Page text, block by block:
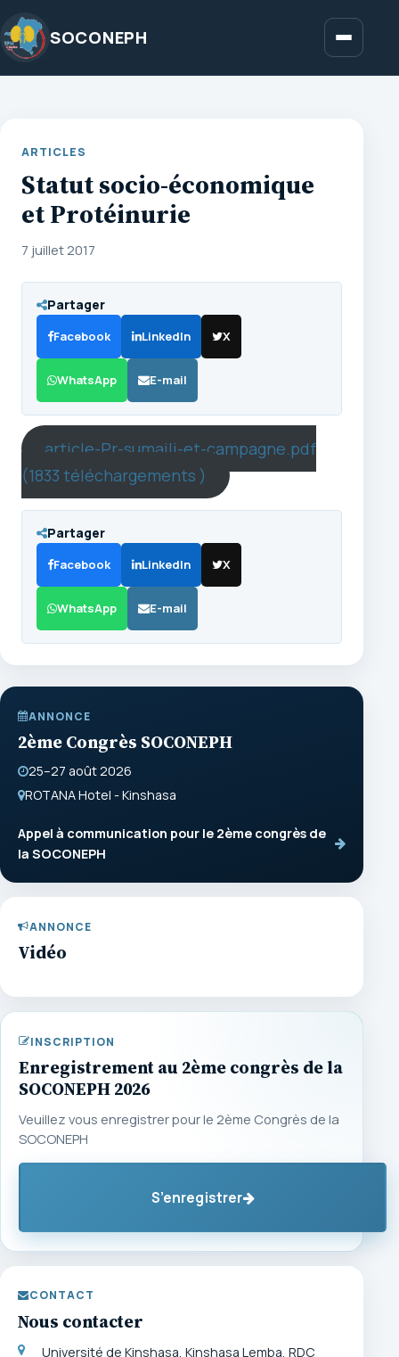
au
contenu
SOCONEPH Menu
ARTICLES
Statut socio-économique
et Protéinurie
7 juillet 2017
Partager
Facebook LinkedIn X
WhatsApp E-mail
article-Pr-sumaili-et-campagne.pdf
(1833 téléchargements )
Partager
Facebook LinkedIn X
WhatsApp E-mail
ANNONCE
2ème Congrès SOCONEPH
25–27 août 2026
ROTANA Hotel - Kinshasa
Appel à communication pour le 2ème congrès de
la SOCONEPH
ANNONCE
Vidéo
INSCRIPTION
Enregistrement au 2ème congrès de la
SOCONEPH 2026
Veuillez vous enregistrer pour le 2ème Congrès de la
SOCONEPH
S’enregistrer
CONTACT
Nous contacter
Université de Kinshasa, Kinshasa Lemba, RDC